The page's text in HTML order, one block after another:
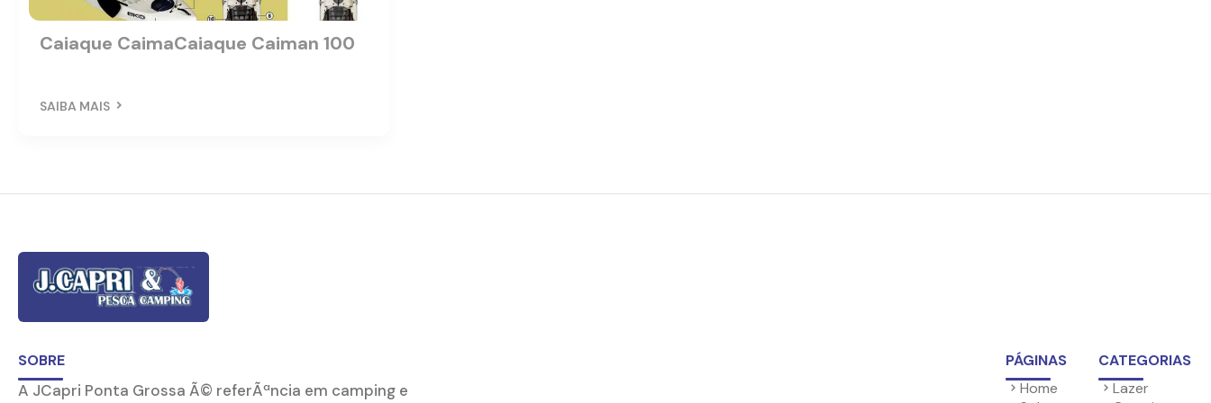
Caiaque CaimaCaiaque Caiman 100
SAIBA MAIS
SOBRE
A JCapri Ponta Grossa Ã© referÃªncia em camping e
PÁGINAS
Home
CATEGORIAS
Lazer